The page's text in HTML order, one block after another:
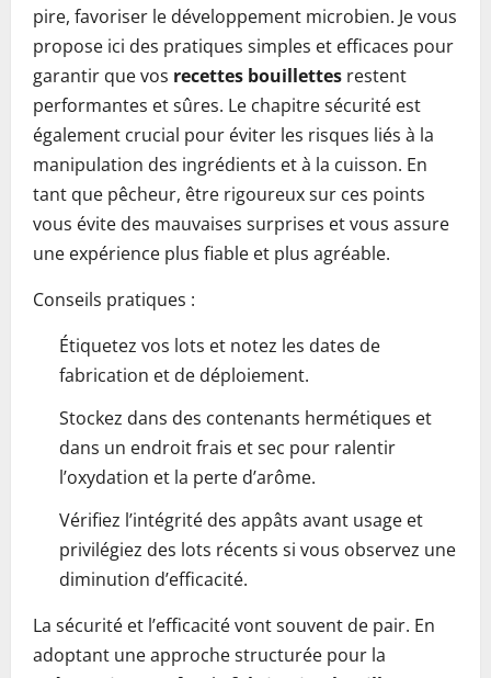
pire, favoriser le développement microbien. Je vous
propose ici des pratiques simples et efficaces pour
garantir que vos recettes bouillettes restent
performantes et sûres. Le chapitre sécurité est
également crucial pour éviter les risques liés à la
manipulation des ingrédients et à la cuisson. En
tant que pêcheur, être rigoureux sur ces points
vous évite des mauvaises surprises et vous assure
une expérience plus fiable et plus agréable.
Conseils pratiques :
Étiquetez vos lots et notez les dates de
fabrication et de déploiement.
Stockez dans des contenants hermétiques et
dans un endroit frais et sec pour ralentir
l’oxydation et la perte d’arôme.
Vérifiez l’intégrité des appâts avant usage et
privilégiez des lots récents si vous observez une
diminution d’efficacité.
La sécurité et l’efficacité vont souvent de pair. En
adoptant une approche structurée pour la